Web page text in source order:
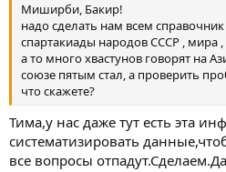
Миширби, Бакир!
надо сделать нам всем
спартакиады народов СССР , мира ,
а то много хвастунов говорят на
союзе пятым стал, а проверить
что скажете?
Тима,у нас даже тут есть эта
систематизировать
все вопросы